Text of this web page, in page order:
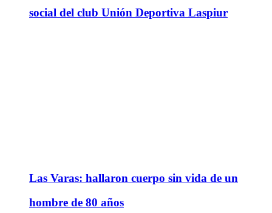
social del club Unión Deportiva Laspiur
Las Varas: hallaron cuerpo sin vida de un
hombre de 80 años